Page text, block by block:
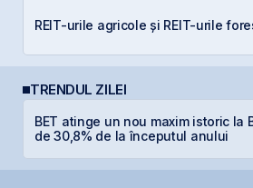
REIT-urile agricole și REIT-urile
TRENDUL ZILEI
BET atinge un nou maxim istoric la
de 30,8% de la începutul anului